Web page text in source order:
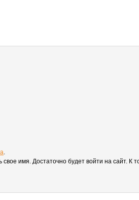
.
свое имя. Достаточно будет войти на сайт.